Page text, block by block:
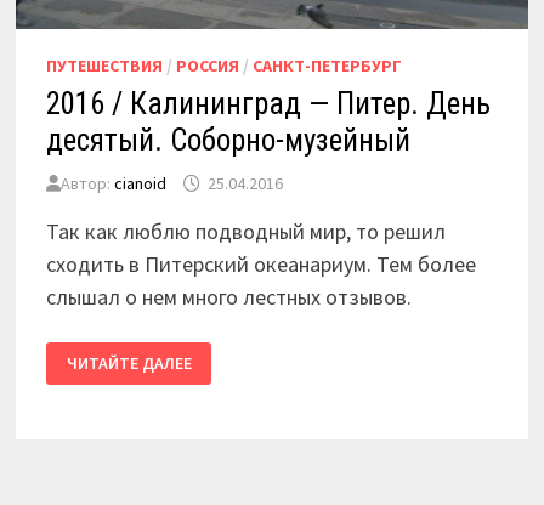
ПУТЕШЕСТВИЯ / РОССИЯ / САНКТ-ПЕТЕРБУРГ
2016 / Калининград — Питер. День
десятый. Соборно-музейный
Автор: cianoid 25.04.2016
Так как люблю подводный мир, то решил
сходить в Питерский океанариум. Тем более
слышал о нем много лестных отзывов.
2016
/
КАЛИНИНГРАД
ЧИТАЙТЕ ДАЛЕЕ